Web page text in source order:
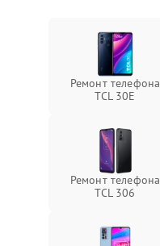
Ремонт телефона
TCL 30Е
Ремонт телефона
TCL 306